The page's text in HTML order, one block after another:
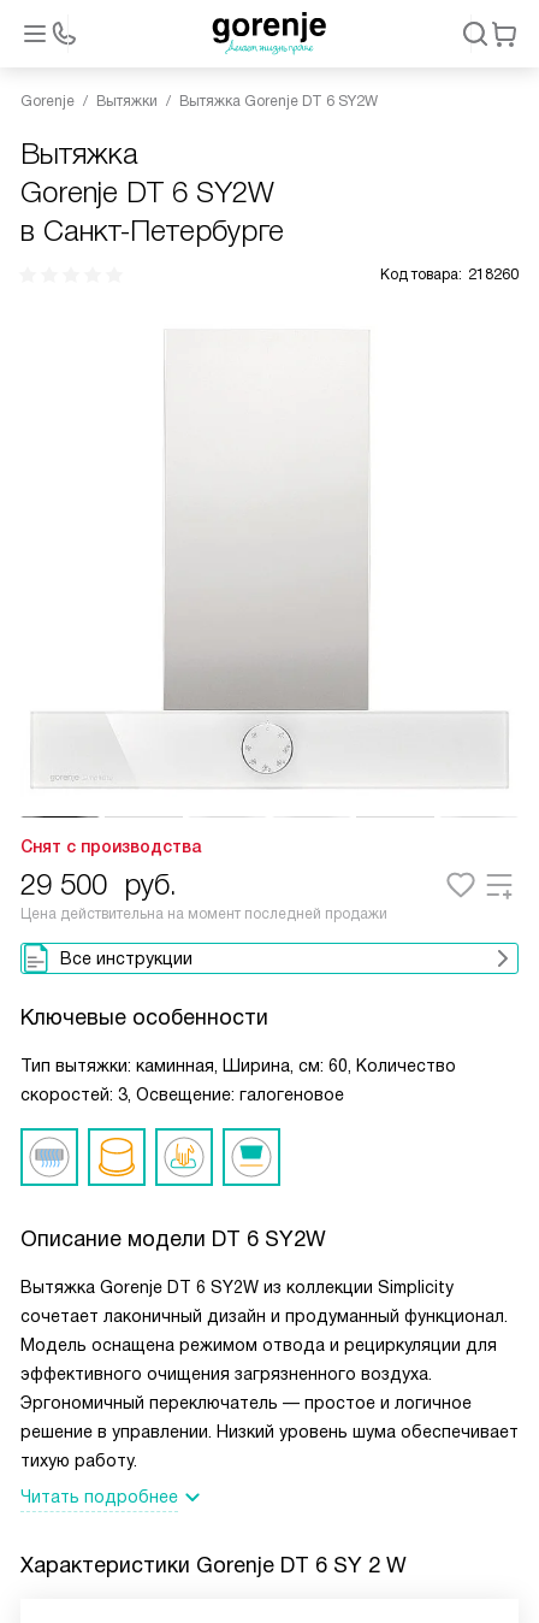
Gorenje Вытяжки Вытяжка Gorenje DT 6 SY2W
Вытяжка
Gorenje DT 6 SY2W
в Санкт-Петербурге
Код товара: 218260
Снят с производства
29 500 руб.
Цена действительна на момент последней продажи
Все инструкции
Ключевые особенности
Тип вытяжки: каминная, Ширина, см: 60, Количество
скоростей: 3, Освещение: галогеновое
Описание модели DT 6 SY2W
Вытяжка Gorenje DT 6 SY2W из коллекции Simplicity
сочетает лаконичный дизайн и продуманный функционал.
Модель оснащена режимом отвода и рециркуляции для
эффективного очищения загрязненного воздуха.
Эргономичный переключатель — простое и логичное
решение в управлении. Низкий уровень шума обеспечивает
тихую работу.
Читать подробнее
Характеристики Gorenje DT 6 SY 2 W